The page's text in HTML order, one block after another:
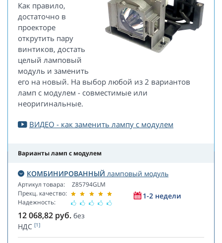
Как правило,
достаточно в
проекторе
открутить пару
винтиков, достать
целый ламповый
модуль и заменить
его на новый. На выбор любой из 2 вариантов
ламп с модулем - совместимые или
неоригинальные.
ВИДЕО - как заменить лампу с модулем
Варианты ламп с модулем
КОМБИНИРОВАННЫЙ ламповый модуль
Артикул товара:
Прекц. качество:
Надежность:
Z85794GLM
1-2 недели
12 068,82 руб. без
НДС [1]